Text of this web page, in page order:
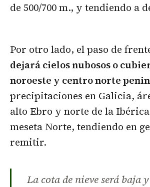
de 500/700 m., y tendiendo a
Por otro lado, el paso de
dejará cielos nubosos o
noroeste y centro norte
precipitaciones en Galicia,
alto Ebro y norte de la
meseta Norte, tendiendo en
remitir.
La cota de nieve será baja